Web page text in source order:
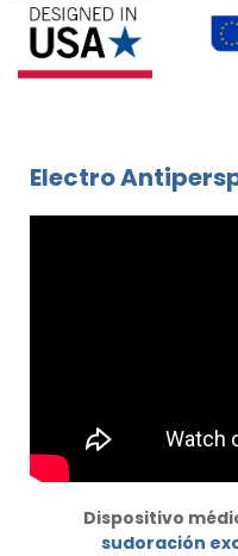
Electro
Dispositivo
sudoración